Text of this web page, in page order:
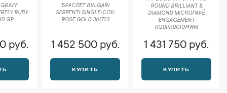
RUBY
GP
руб.
БРАСЛЕТ BVLGARI
SERPENTI SINGLE-COIL
ROSE GOLD 361723
1 452 500 руб.
КУПИТЬ
ROUND BRILLIANT &
DIAMOND MICROPAVÉ
ENGAGEMENT
RGDPRD010HWM
1 431 750 руб.
КУПИТЬ